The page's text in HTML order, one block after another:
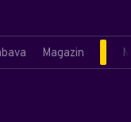
Magazin